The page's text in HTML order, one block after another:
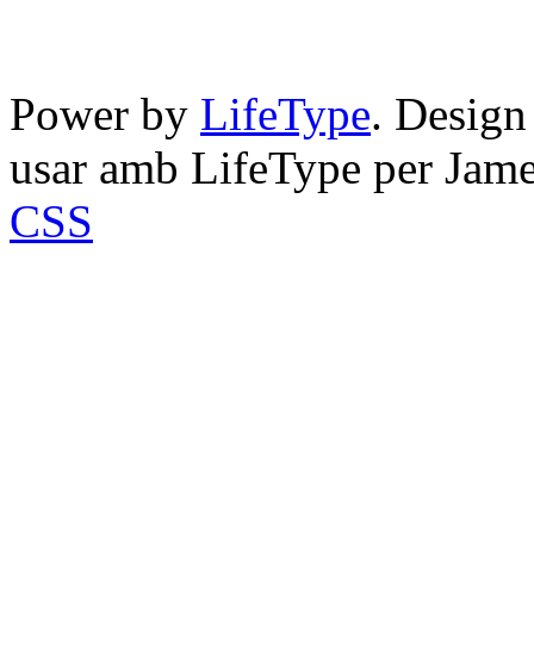
Power by LifeType.
usar amb LifeType per
CSS